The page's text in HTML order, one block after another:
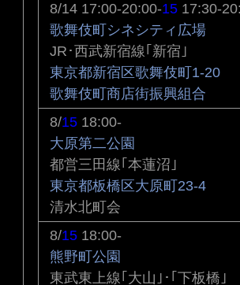
8/14 17:00-20:00-15 17:30-
歌舞伎町シネシティ広場
JR･西武新宿線｢新宿｣
東京都新宿区歌舞伎町1-20
歌舞伎町商店街振興組合
8/15 18:00-
大原第二公園
都営三田線｢本蓮沼｣
東京都板橋区大原町23-4
清水北町会
8/15 18:00-
熊野町公園
東武東上線｢大山｣･｢下板橋｣